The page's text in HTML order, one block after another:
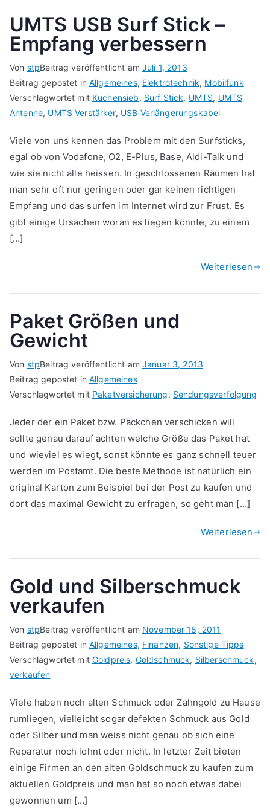
UMTS USB Surf Stick –
Empfang verbessern
Von stpBeitrag veröffentlicht am Juli 1, 2013
Beitrag gepostet inAllgemeines, Elektrotechnik, Mobilfunk
Verschlagwortet mit Küchensieb, Surf Stick, UMTS, UMTS
Antenne, UMTS Verstärker, USB Verlängerungskabel
Viele von uns kennen das Problem mit den Surfsticks,
egal ob von Vodafone, O2, E-Plus, Base, Aldi-Talk und
wie sie nicht alle heissen. In geschlossenen Räumen hat
man sehr oft nur geringen oder gar keinen richtigen
Empfang und das surfen im Internet wird zur Frust. Es
gibt einige Ursachen woran es liegen könnte, zu einem
[…]
Weiterlesen
Paket Größen und
Gewicht
Von stpBeitrag veröffentlicht am Januar 3, 2013
Beitrag gepostet inAllgemeines
Verschlagwortet mit Paketversicherung, Sendungsverfolgung
Jeder der ein Paket bzw. Päckchen verschicken will
sollte genau darauf achten welche Größe das Paket hat
und wieviel es wiegt, sonst könnte es ganz schnell teuer
werden im Postamt. Die beste Methode ist natürlich ein
original Karton zum Beispiel bei der Post zu kaufen und
dort das maximal Gewicht zu erfragen, so geht man […]
Weiterlesen
Gold und Silberschmuck
verkaufen
Von stpBeitrag veröffentlicht am November 18, 2011
Beitrag gepostet inAllgemeines, Finanzen, Sonstige Tipps
Verschlagwortet mitGoldpreis, Goldschmuck, Silberschmuck,
verkaufen
Viele haben noch alten Schmuck oder Zahngold zu Hause
rumliegen, vielleicht sogar defekten Schmuck aus Gold
oder Silber und man weiss nicht genau ob sich eine
Reparatur noch lohnt oder nicht. In letzter Zeit bieten
einige Firmen an den alten Goldschmuck zu kaufen zum
aktuellen Goldpreis und man hat so noch etwas dabei
gewonnen um […]